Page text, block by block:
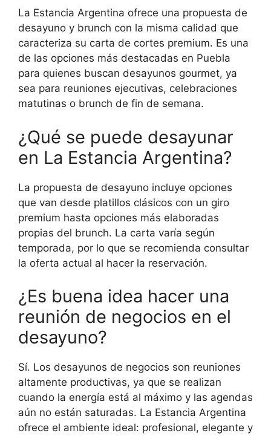
La Estancia Argentina ofrece una propuesta de
desayuno y brunch con la misma calidad que
caracteriza su carta de cortes premium. Es una
de las opciones más destacadas en Puebla
para quienes buscan desayunos gourmet, ya
sea para reuniones ejecutivas, celebraciones
matutinas o brunch de fin de semana.
¿Qué se puede desayunar
en La Estancia Argentina?
La propuesta de desayuno incluye opciones
que van desde platillos clásicos con un giro
premium hasta opciones más elaboradas
propias del brunch. La carta varía según
temporada, por lo que se recomienda consultar
la oferta actual al hacer la reservación.
¿Es buena idea hacer una
reunión de negocios en el
desayuno?
Sí. Los desayunos de negocios son reuniones
altamente productivas, ya que se realizan
cuando la energía está al máximo y las agendas
aún no están saturadas. La Estancia Argentina
ofrece el ambiente ideal: profesional, elegante y